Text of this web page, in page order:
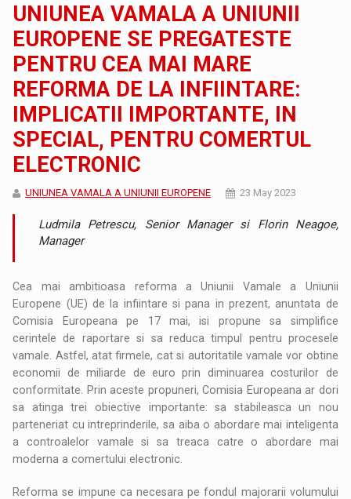
UNIUNEA VAMALA A UNIUNII
EUROPENE SE PREGATESTE
PENTRU CEA MAI MARE
REFORMA DE LA INFIINTARE:
IMPLICATII IMPORTANTE, IN
SPECIAL, PENTRU COMERTUL
ELECTRONIC
UNIUNEA VAMALA A UNIUNII EUROPENE 23 May 2023
Ludmila Petrescu, Senior Manager si Florin Neagoe,
Manager
Cea mai ambitioasa reforma a Uniunii Vamale a Uniunii
Europene (UE) de la infiintare si pana in prezent, anuntata de
Comisia Europeana pe 17 mai, isi propune sa simplifice
cerintele de raportare si sa reduca timpul pentru procesele
vamale. Astfel, atat firmele, cat si autoritatile vamale vor obtine
economii de miliarde de euro prin diminuarea costurilor de
conformitate. Prin aceste propuneri, Comisia Europeana ar dori
sa atinga trei obiective importante: sa stabileasca un nou
parteneriat cu intreprinderile, sa aiba o abordare mai inteligenta
a controalelor vamale si sa treaca catre o abordare mai
moderna a comertului electronic.
Reforma se impune ca necesara pe fondul majorarii volumului